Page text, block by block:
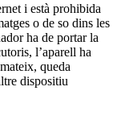
i està prohibida
o de so dins les
ha de portar la
l’aparell ha
queda
dispositiu